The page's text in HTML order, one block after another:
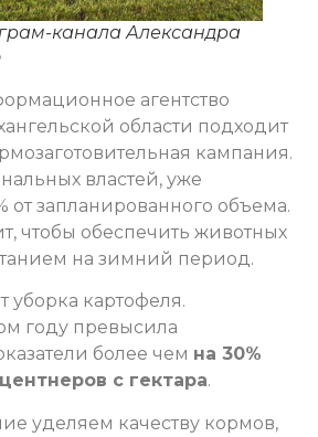
канала Александра
агентство
области подходит
кампания.
властей, уже
от запланированного объема.
чтобы обеспечить животных
на зимний период.
уборка картофеля.
году превысила
более чем на 30%
с гектара.
уделяем качеству кормов,